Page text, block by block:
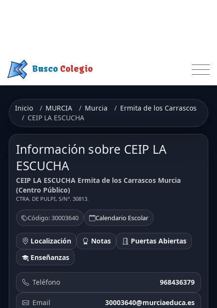
Busco Colegio
Inicio MURCIA Murcia
Ermita de los Carrascos
CEIP LA ESCUCHA
Información sobre CEIP LA
ESCUCHA
CEIP LA ESCUCHA Ermita de los Carrascos Murcia
(Centro Público)
CTRA. DE PULPI, S/Nº. 30813.
Código: 30003640 Calendario Escolar
Localización Notas
Puertas Abiertas
Enseñanzas
Teléfono 968436379
Email 30003640@murciaeduca.es